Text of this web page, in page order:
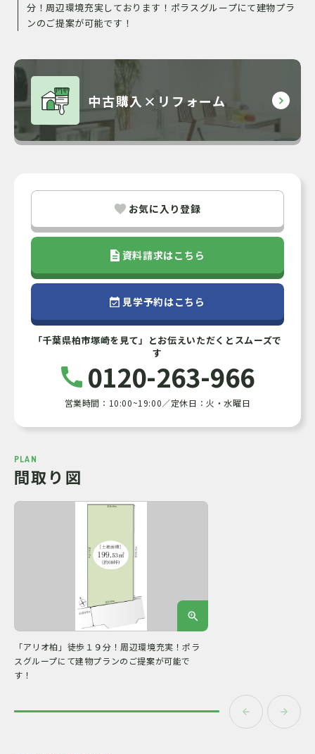
分！周辺環境充実しております！ポラスグループにて建物プラ
ンのご提案が可能です！
中古購入×リフォーム
お気に入り登録
資料請求はこちら
見学予約はこちら
「千葉県柏市塚崎を見て」とお伝えいただくとスムーズで
す
0120-263-966
営業時間：10:00~19:00／定休日：火・水曜日
PLAN
間取り図
「アリオ柏」徒歩１９分！周辺環境充実！ポラ
スグループにて建物プランのご提案が可能で
す！